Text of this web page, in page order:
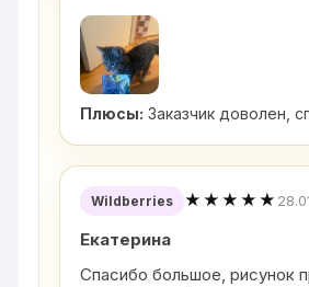
Плюсы: Заказчик доволен,
Wildberries ★★★★★
Екатерина
Спасибо большое, рисунок